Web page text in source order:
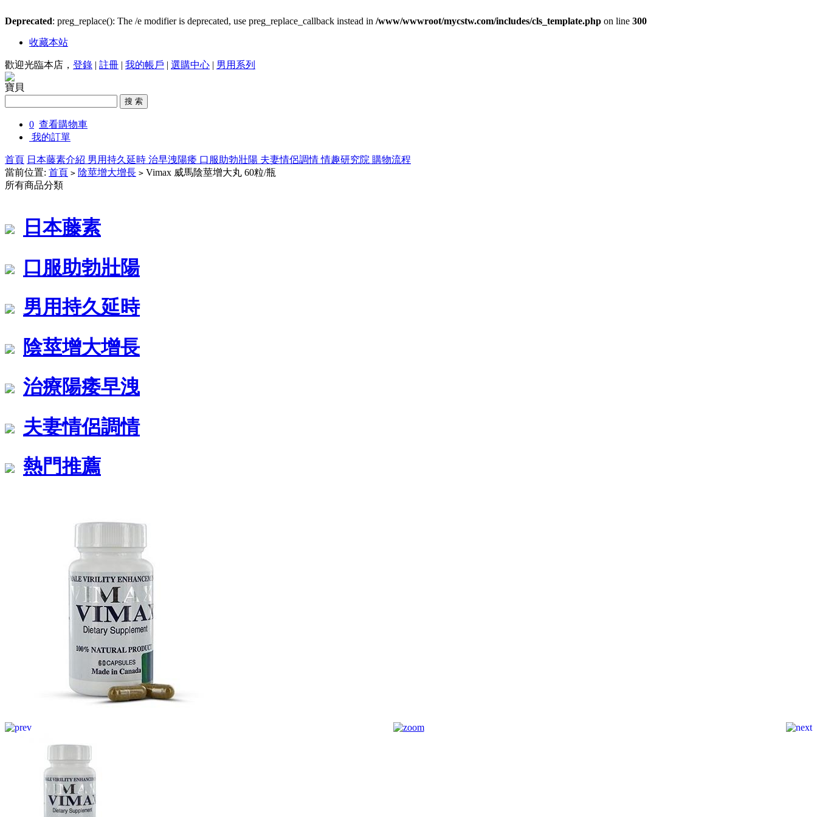
Deprecated: preg_replace(): The /e modifier is deprecated, use preg_replace_callback instead in /www/wwwroot/mycstw.com/includes/cls_template.php on line 300
收藏本站
歡迎光臨本店， 登錄 | 註冊 | 我的帳戶 | 選購中心 | 男用系列
寶貝
0 查看購物車
我的訂單
首頁 日本藤素介紹 男用持久延時 治早洩陽痿 口服助勃壯陽 夫妻情侶調情情趣研究院 購物流程
當前位置: 首頁 > 陰莖增大增長 > Vimax 威馬陰莖增大丸 60粒/瓶
所有商品分類
日本藤素
口服助勃壯陽
男用持久延時
陰莖增大增長
治療陽痿早洩
夫妻情侶調情
熱門推薦